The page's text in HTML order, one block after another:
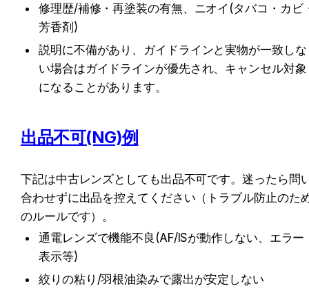
修理歴/補修・再塗装の有無、ニオイ(タバコ・カビ
芳香剤)
説明に不備があり、ガイドラインと実物が一致しな
い場合はガイドラインが優先され、キャンセル対象
になることがあります。
出品不可(NG)例
下記は中古レンズとしても出品不可です。迷ったら問
合わせずに出品を控えてください（トラブル防止のた
のルールです）。
通電レンズで機能不良(AF/ISが動作しない、エラー
表示等)
絞りの粘り/羽根油染みで露出が安定しない